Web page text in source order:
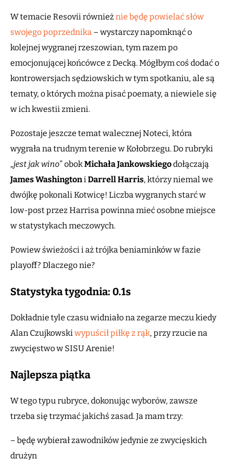
W temacie Resovii również nie będę powielać słów
swojego poprzednika – wystarczy napomknąć o
kolejnej wygranej rzeszowian, tym razem po
emocjonującej końcówce z Decką. Mógłbym coś dodać o
kontrowersjach sędziowskich w tym spotkaniu, ale są
tematy, o których można pisać poematy, a niewiele się
w ich kwestii zmieni.
Pozostaje jeszcze temat walecznej Noteci, która
wygrała na trudnym terenie w Kołobrzegu. Do rubryki
„jest jak wino” obokMichała Jankowskiegodołączają
James WashingtoniDarrell Harris, którzy niemal we
dwójkę pokonali Kotwicę! Liczba wygranych starć w
low-post przez Harrisa powinna mieć osobne miejsce
w statystykach meczowych.
Powiew świeżości i aż trójka beniaminków w fazie
playoff? Dlaczego nie?
Statystyka tygodnia: 0.1s
Dokładnie tyle czasu widniało na zegarze meczu kiedy
Alan Czujkowskiwypuścił piłkę z rąk, przy rzucie na
zwycięstwo w SISU Arenie!
Najlepsza piątka
W tego typu rubryce, dokonując wyborów, zawsze
trzeba się trzymać jakichś zasad. Ja mam trzy:
– będę wybierał zawodników jedynie ze zwycięskich
drużyn